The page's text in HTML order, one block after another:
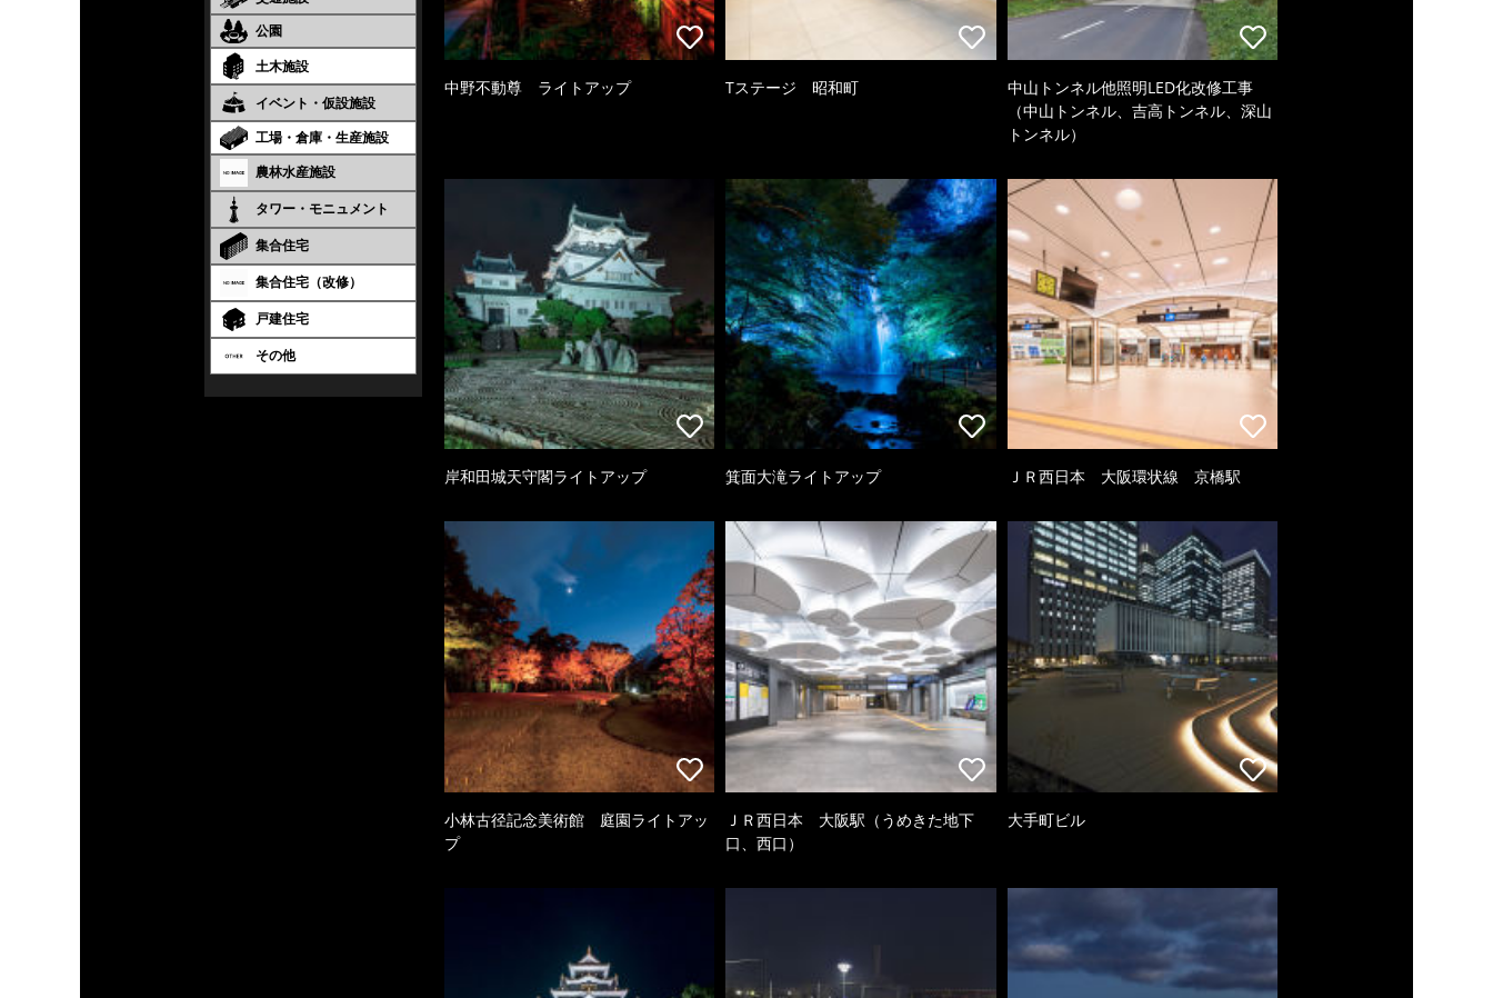
公園
土木施設
イベント・仮設施設
工場・倉庫・生産施設
農林水産施設
タワー・モニュメント
集合住宅
集合住宅（改修）
戸建住宅
その他
中野不動尊 ライトアップ Tステージ 昭和町
中山トンネル他照明LED化改修工事
（中山トンネル、吉高トンネル、深山
トンネル）
岸和田城天守閣ライトアップ 箕面大滝ライトアップ ＪＲ西日本 大阪環状線 京橋駅
小林古径記念美術館 庭園ライトアッ
プ
ＪＲ西日本 大阪駅（うめきた地下
口、西口）
大手町ビル